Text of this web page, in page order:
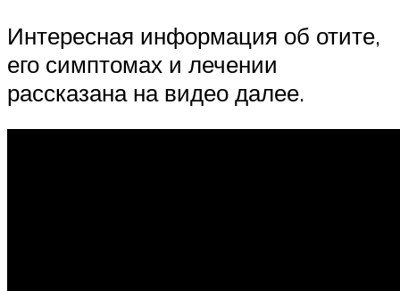
Интересная информация об отите,
его симптомах и лечении
рассказана на видео далее.